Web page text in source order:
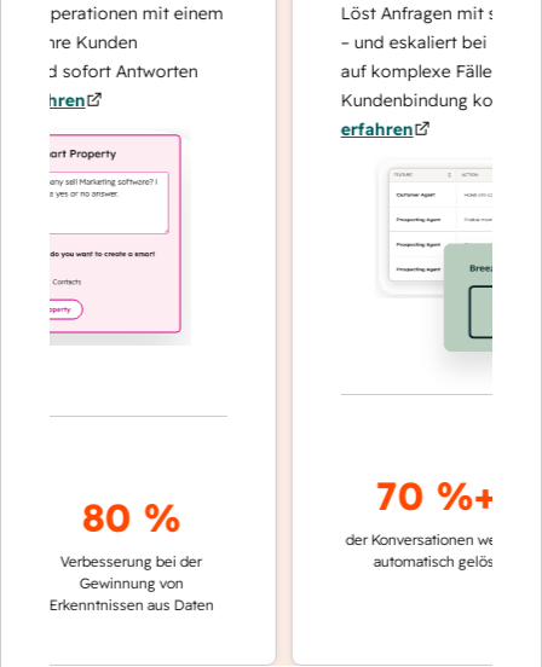
mit einem
Kunden
sofort Antworten
80 %
Verbesserung bei der
Gewinnung von
Erkenntnissen aus Daten
Löst Anfragen mit schnellen,
– und eskaliert bei Bedarf,
auf komplexe Fälle und den
Kundenbindung
erfahren
70 %+
der Konversationen werden
automatisch gelöst